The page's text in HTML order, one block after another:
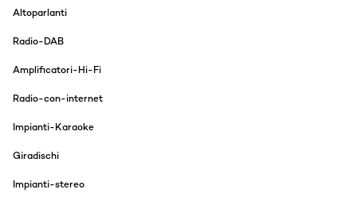
Altoparlanti
Radio-DAB
Amplificatori-Hi-Fi
Radio-con-internet
Impianti-Karaoke
Giradischi
Impianti-stereo